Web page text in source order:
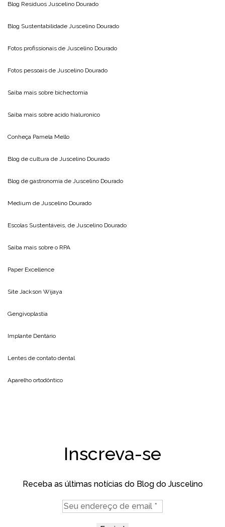
Blog Resíduos Juscelino Dourado
Blog Sustentabilidade Juscelino Dourado
Fotos profissionais de Juscelino Dourado
Fotos pessoais de Juscelino Dourado
Saiba mais sobre bichectomia
Saiba mais sobre acido hialuronico
Conheça Pamela Mello
Blog de cultura de Juscelino Dourado
Blog de gastronomia de Juscelino Dourado
Medium de Juscelino Dourado
Escolas Sustentáveis, de Juscelino Dourado
Saiba mais sobre o RPA
Paper Excellence
Site Jackson Wijaya
Gengivoplastia
Implante Dentário
Lentes de contato dental
Aparelho ortodôntico
Inscreva-se
Receba as últimas notícias do Blog do Juscelino